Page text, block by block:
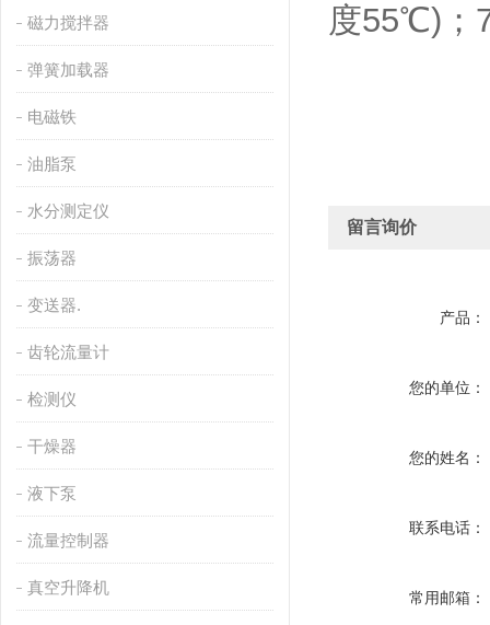
磁力搅拌器
弹簧加载器
电磁铁
油脂泵
水分测定仪
振荡器
变送器.
齿轮流量计
检测仪
干燥器
液下泵
流量控制器
真空升降机
度55℃)；
留言询价
产品：
您的单位：
您的姓名：
联系电话：
常用邮箱：